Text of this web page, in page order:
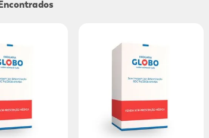
9º
mounjaro